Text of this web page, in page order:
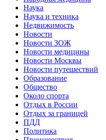
Наука
Наука и техника
Недвижимость
Новости
Новости ЗОЖ
Новости медицины
Новости Москвы
Новости путешествий
Образование
Общество
Около спорта
Отдых в России
Отдых за границей
ПДД
Политика